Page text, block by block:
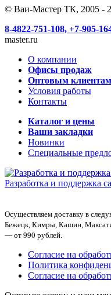
© Ваи-Мастер ТК, 2005 -
8-4822-751-108, +7-905-
master.ru
О компании
Офисы продаж
Оптовым клиентам
Условия работы
Контакты
Каталог и цены
Ваши закладки
Новинки
Специальные
Разработка и поддержка
Осуществляем доставку в
Бежецк, Кимры, Кашин,
— от 990 рублей.
Согласие на
Политика
Согласие на